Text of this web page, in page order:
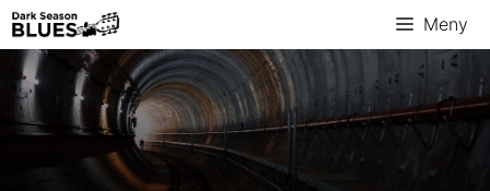
Hopp
til
innhold
Meny